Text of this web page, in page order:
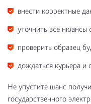
внести корректные
уточнить все
проверить образец
дождаться курьера и
Не упустите шанс
государственного